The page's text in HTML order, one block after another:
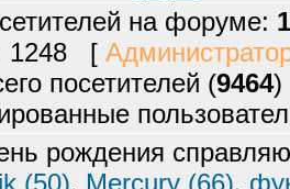
на форуме:
1248 [
посетителей (9464)
рождения
(50), Mercury (66),